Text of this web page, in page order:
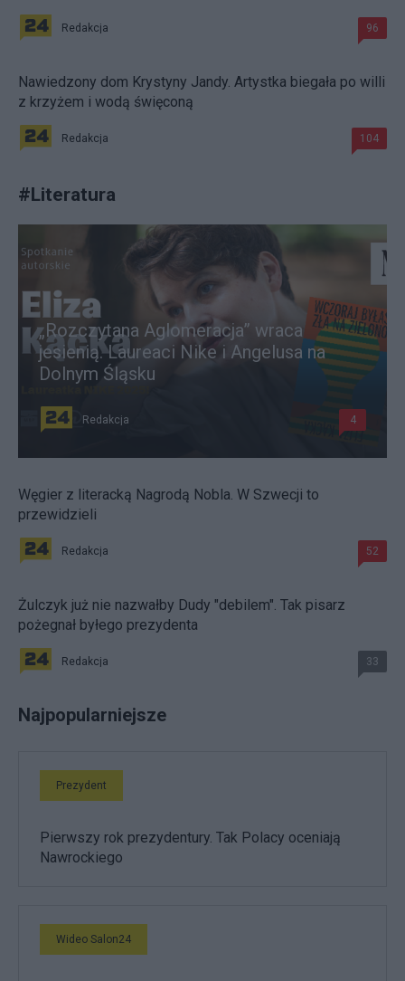
Redakcja 96
Nawiedzony dom Krystyny Jandy. Artystka biegała po willi
z krzyżem i wodą święconą
Redakcja 104
#Literatura
„Rozczytana Aglomeracja” wraca
jesienią. Laureaci Nike i Angelusa na
Dolnym Śląsku
Redakcja 4
Węgier z literacką Nagrodą Nobla. W Szwecji to
przewidzieli
Redakcja 52
Żulczyk już nie nazwałby Dudy "debilem". Tak pisarz
pożegnał byłego prezydenta
Redakcja 33
Najpopularniejsze
Prezydent
Pierwszy rok prezydentury. Tak Polacy oceniają
Nawrockiego
Wideo Salon24